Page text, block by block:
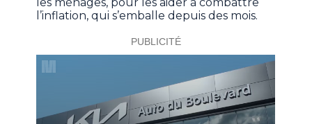
l’inflation, qui s’emballe depuis des mois.